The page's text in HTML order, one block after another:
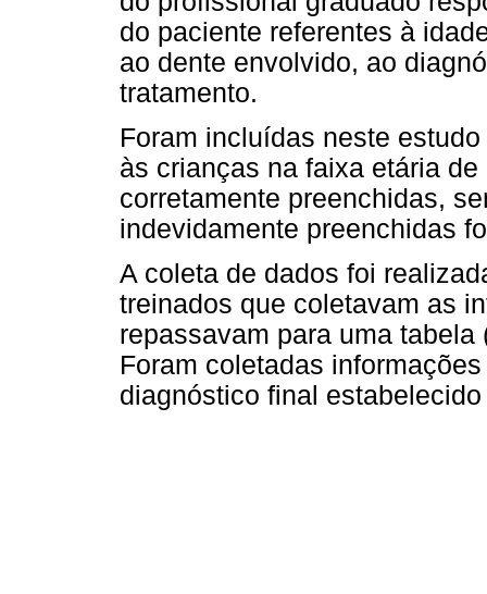
do paciente referentes à
ao dente envolvido, ao
tratamento.
Foram incluídas neste
às crianças na faixa etária
corretamente preenchidas,
indevidamente preenchidas
A coleta de dados foi
treinados que coletavam as
repassavam para uma tabela
Foram coletadas
diagnóstico final